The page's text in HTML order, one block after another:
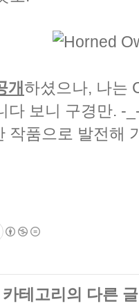
개 하셨으나, 나는
다 보니 구경만. -
작품으로 발전해
카테고리의 다른 글